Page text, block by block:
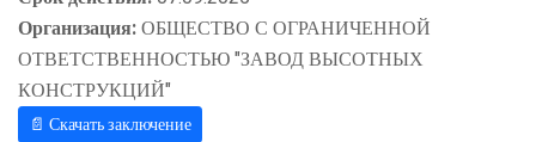
Организация:ОБЩЕСТВО С ОГРАНИЧЕННОЙ
ОТВЕТСТВЕННОСТЬЮ "ЗАВОД ВЫСОТНЫХ
КОНСТРУКЦИЙ"
📄 Скачать заключение